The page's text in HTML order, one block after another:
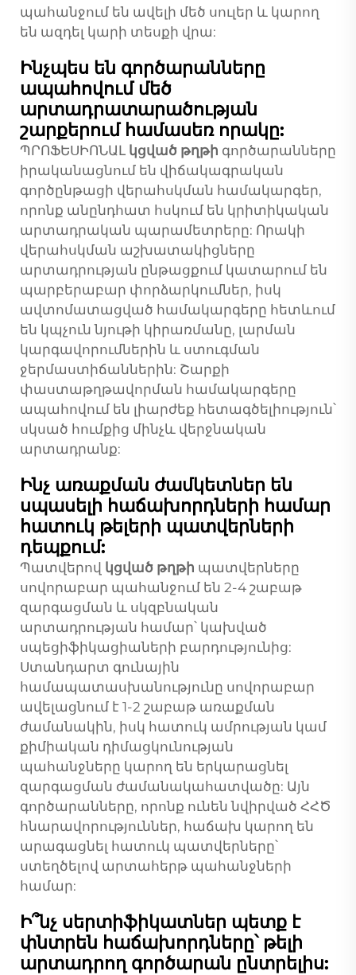
պահանջում են ավելի մեծ սուլեր և կարող
են ազդել կարի տեսքի վրա:
Ինչպես են գործարանները
ապահովում մեծ
արտադրատարածության
շարքերում համասեռ որակը:
ՊՐՈՖԵՍԻՈՆԱԼ կցված թղթի գործարանները
իրականացնում են վիճակագրական
գործընթացի վերահսկման համակարգեր,
որոնք անընդհատ հսկում են կրիտիկական
արտադրական պարամետրերը: Որակի
վերահսկման աշխատակիցները
արտադրության ընթացքում կատարում են
պարբերաբար փորձարկումներ, իսկ
ավտոմատացված համակարգերը հետևում
են կպչուն նյութի կիրառմանը, լարման
կարգավորումներին և ստուգման
ջերմաստիճաններին: Շարքի
փաստաթղթավորման համակարգերը
ապահովում են լիարժեք հետագծելիություն՝
սկսած հումքից մինչև վերջնական
արտադրանք:
Ինչ առաքման ժամկետներ են
սպասելի հաճախորդների համար
հատուկ թելերի պատվերների
դեպքում:
Պատվերով կցված թղթի պատվերները
սովորաբար պահանջում են 2-4 շաբաթ
զարգացման և սկզբնական
արտադրության համար՝ կախված
սպեցիֆիկացիաների բարդությունից:
Ստանդարտ գունային
համապատասխանությունը սովորաբար
ավելացնում է 1-2 շաբաթ առաքման
ժամանակին, իսկ հատուկ ամրության կամ
քիմիական դիմացկունության
պահանջները կարող են երկարացնել
զարգացման ժամանակահատվածը: Այն
գործարանները, որոնք ունեն նվիրված ՀՀԾ
հնարավորություններ, հաճախ կարող են
արագացնել հատուկ պատվերները՝
ստեղծելով արտահերթ պահանջների
համար:
Ի՞նչ սերտիֆիկատներ պետք է
փնտրեն հաճախորդները՝ թելի
արտադրող գործարան ընտրելիս: